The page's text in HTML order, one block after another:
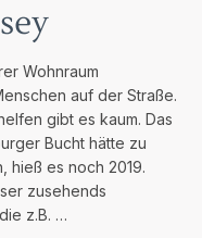
Wohnraum
auf der Straße.
gibt es kaum. Das
Bucht hätte zu
hieß es noch 2019.
zusehends
z.B. …